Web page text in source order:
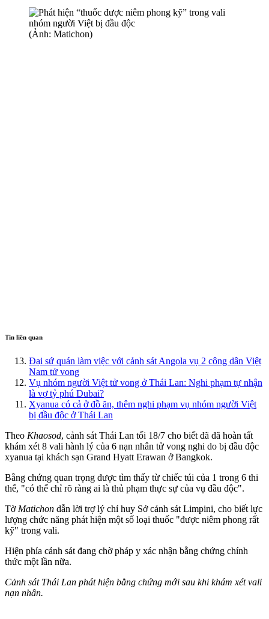
(Ảnh: Matichon)
Tin liên quan
Đại sứ quán làm việc với cảnh sát Angola vụ 2 công dân Việt
Nam tử vong
Vụ nhóm người Việt tử vong ở Thái Lan: Nghi phạm tự nhận
là vợ tỷ phú Dubai?
Xyanua có cả ở đồ ăn, thêm nghi phạm vụ nhóm người Việt
bị đầu độc ở Thái Lan
Theo Khaosod, cảnh sát Thái Lan tối 18/7 cho biết đã đã hoàn tất
khám xét 8 vali hành lý của 6 nạn nhân t‌ử von‌g nghi do bị đầ‌u độ‌c
xyanua tại khách sạn Grand Hyatt Erawan ở Bangkok.
Bằng chứng quan trọng được tìm thấy từ chiếc túi của 1 trong 6 th‌i
th‌ể, "có thể chỉ rõ ràng ai là thủ phạm thực sự của vụ đầ‌u độ‌c".
Tờ Matichon dẫn lời trợ lý chỉ huy Sở cảnh sát Limpini, cho biết lực
lượng chức năng phát hiện một số loại thuốc "được niêm phong rất
kỹ" trong vali.
Hiện phía cảnh sát đang chờ pháp y xác nhận bằng chứng chính
thức một lần nữa.
Cảnh sát Thái Lan phát hiện bằng chứng mới sau khi khám xét vali
nạn nhân.